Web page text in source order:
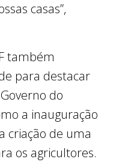
casas”,
também
para destacar
do
a inauguração
criação de uma
os agricultores.